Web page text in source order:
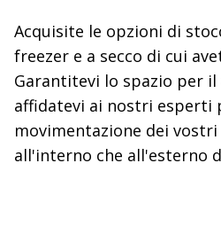
Acquisite le opzioni di
freezer e a secco di cui
Garantitevi lo spazio per
affidatevi ai nostri esperti
movimentazione dei
all'interno che all'esterno